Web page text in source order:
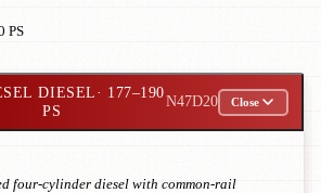
PS
DIESEL· 177–190
PS
N47D20 Close
four-cylinder diesel with common-rail